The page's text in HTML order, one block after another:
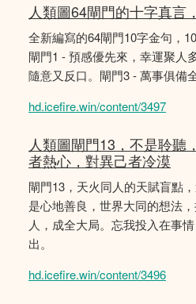
人類圖64閘門的十字真言
全新編寫的64閘門10字金句，
閘門1 - 預感優先來，幸運聚人
隨意又反口。閘門3 - 萬事俱備
hd.icefire.win/content/3497
人類圖閘門13，不是聆聽
者熱心，對異己者冷漠
閘門13，天火同人的天賦盲點
是心地善良，世界大同的想法
人，成全大局。忘我投入在事
出。
hd.icefire.win/content/3496